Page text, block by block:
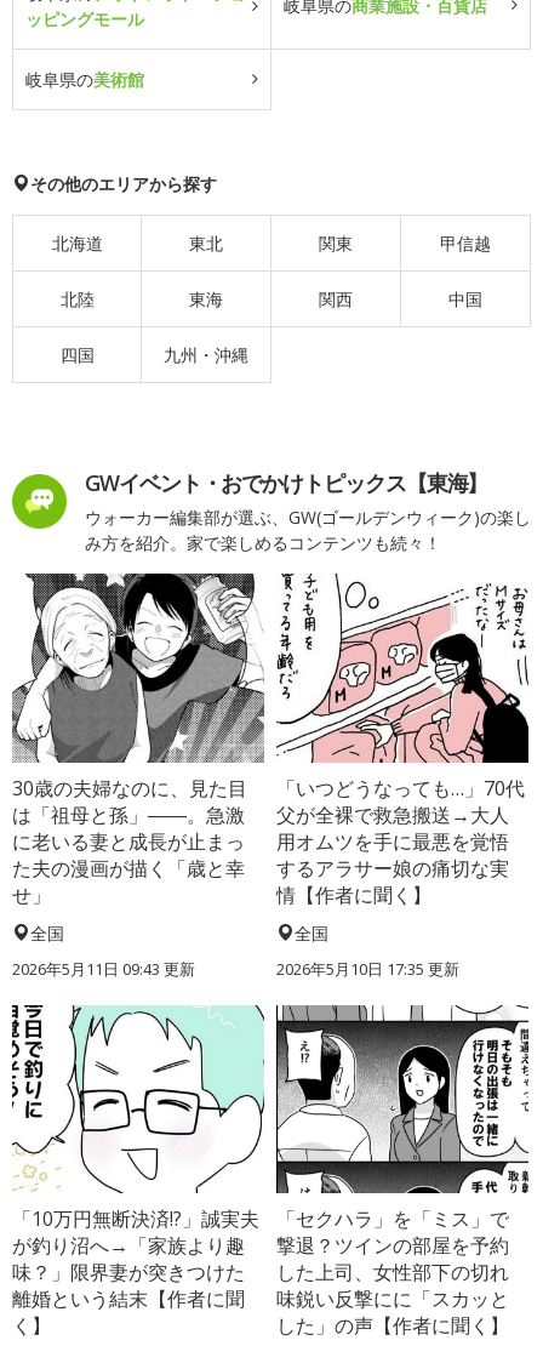
ッピングモール
岐阜県の商業施設・百貨店
岐阜県の美術館
その他のエリアから探す
北海道 東北 関東 甲信越
北陸 東海 関西 中国
四国 九州・沖縄
GWイベント・おでかけトピックス【東海】
ウォーカー編集部が選ぶ、GW(ゴールデンウィーク)の楽し
み方を紹介。家で楽しめるコンテンツも続々！
30歳の夫婦なのに、見た目
は「祖母と孫」――。急激
に老いる妻と成長が止まっ
た夫の漫画が描く「歳と幸
せ」
全国
2026年5月11日 09:43 更新
「いつどうなっても…」70代
父が全裸で救急搬送→大人
用オムツを手に最悪を覚悟
するアラサー娘の痛切な実
情【作者に聞く】
全国
2026年5月10日 17:35 更新
「10万円無断決済!?」誠実夫
が釣り沼へ→「家族より趣
味？」限界妻が突きつけた
離婚という結末【作者に聞
く】
「セクハラ」を「ミス」で
撃退？ツインの部屋を予約
した上司、女性部下の切れ
味鋭い反撃にに「スカッと
した」の声【作者に聞く】